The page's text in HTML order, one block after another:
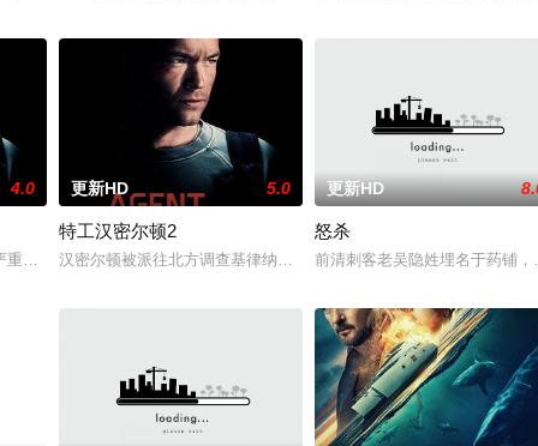
者的老友，前往法国土伦军事基地展开调查。他与
4.0
重后果后，陷入了自我毁灭的状态。然而，他被说服去执行他最擅长的任
更新HD 5.0
特工汉密尔顿2
汉密尔顿被派往北方调查基律纳太空项目的间谍行为，同时发现有
更新HD
怒杀
前清刺客老吴隐姓埋名于药铺